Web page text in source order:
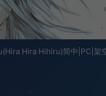
Hira Hihiru)简中|PC|架